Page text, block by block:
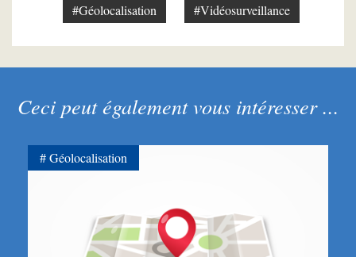
#Géolocalisation #Vidéosurveillance
Ceci peut également vous intéresser ...
Géolocalisation